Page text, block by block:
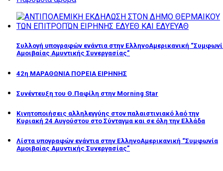
Συλλογή υπογραφών ενάντια στην ΕλληνοΑμερικανική
Αμοιβαίας Αμυντικής Συνεργασίας”
42η ΜΑΡΑΘΩΝΙΑ ΠΟΡΕΙΑ ΕΙΡΗΝΗΣ
Συνέντευξη του Θ.Παφίλη στην Morning Star
Κινητοποιήσεις αλληλεγγύης στον παλαιστινιακό λαό την
Κυριακή 24 Αυγούστου στο Σύνταγμα και σε όλη την Ελλάδα
Λίστα υπογραφών ενάντια στην ΕλληνοΑμερικανική “Συμφωνία
Αμοιβαίας Αμυντικής Συνεργασίας”